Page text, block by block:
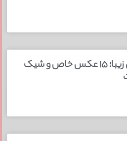
قوری فنجون لوکس زیبا؛ ۱۵ عکس خاص و شیک